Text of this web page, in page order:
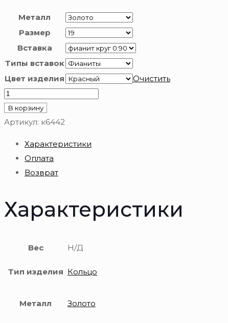
Металл
Размер
Вставка
Типы вставок
Цвет изделия
Очистить
Количество
товара
Кольцо
золота
пробы
В корзину
Артикул: к6442
Характеристики
Оплата
Возврат
Характеристики
Вес Н/Д
Тип изделия Кольцо
Металл Золото